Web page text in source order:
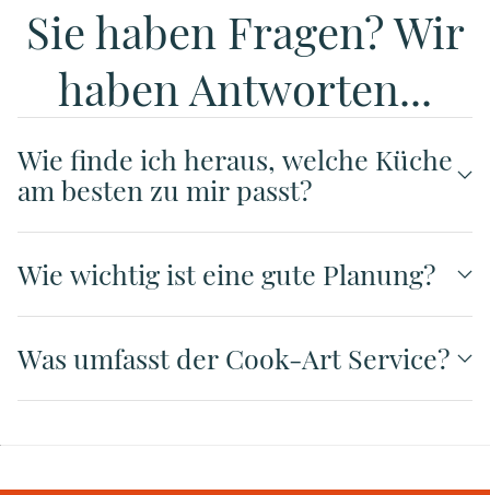
Sie haben Fragen? Wir
haben Antworten...
Wie finde ich heraus, welche Küche
am besten zu mir passt?
Wie wichtig ist eine gute Planung?
Was umfasst der Cook-Art Service?